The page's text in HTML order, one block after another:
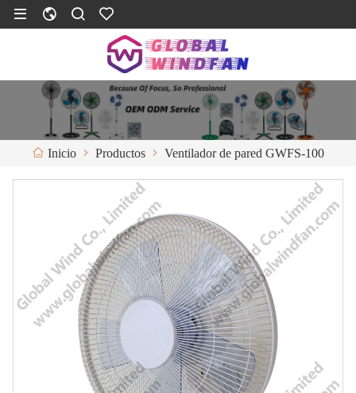
Inicio Productos Ventilador de pared GWFS-100